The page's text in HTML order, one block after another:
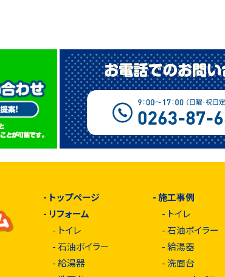
- トップページ
- リフォーム
- トイレ
-石油ボイラー
-給湯器
-施工事例
- トイレ
-石油ボイラー
-給湯器
-洗面台